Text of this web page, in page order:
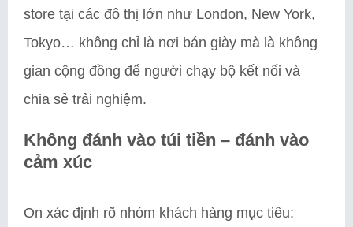
store tại các đô thị lớn như London, New York,
Tokyo… không chỉ là nơi bán giày mà là không
gian cộng đồng để người chạy bộ kết nối và
chia sẻ trải nghiệm.
Không đánh vào túi tiền – đánh vào
cảm xúc
On xác định rõ nhóm khách hàng mục tiêu: